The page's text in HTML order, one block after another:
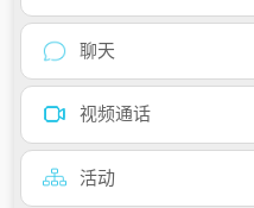
聊天
视频通话
活动